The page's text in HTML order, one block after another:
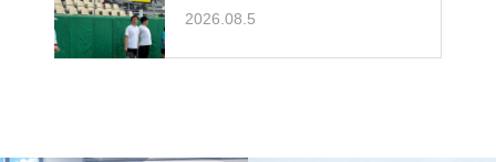
2026.08.5